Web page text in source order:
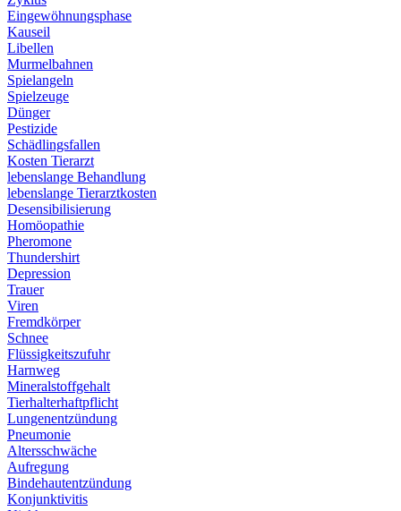
Eingewöhnungsphase
Kauseil
Libellen
Murmelbahnen
Spielangeln
Spielzeuge
Dünger
Pestizide
Schädlingsfallen
Kosten Tierarzt
lebenslange Behandlung
lebenslange Tierarztkosten
Desensibilisierung
Homöopathie
Pheromone
Thundershirt
Depression
Trauer
Viren
Fremdkörper
Schnee
Flüssigkeitszufuhr
Harnweg
Mineralstoffgehalt
Tierhalterhaftpflicht
Lungenentzündung
Pneumonie
Altersschwäche
Aufregung
Bindehautentzündung
Konjunktivitis